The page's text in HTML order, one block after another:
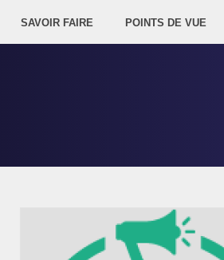
SAVOIR FAIRE POINTS DE VUE